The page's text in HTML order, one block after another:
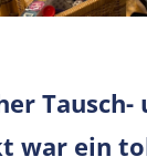
Tausch-
war ein